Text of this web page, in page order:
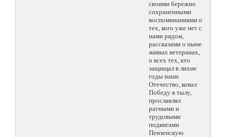
своими бережно
сохраненными
воспоминаниями о
тех, кого уже нет с
нами рядом,
рассказами о ныне
живых ветеранах,
о всех тех, кто
защищал в лихие
годы наше
Отечество, ковал
Победу в тылу,
прославлял
ратными и
трудовыми
подвигами
Пензенскую